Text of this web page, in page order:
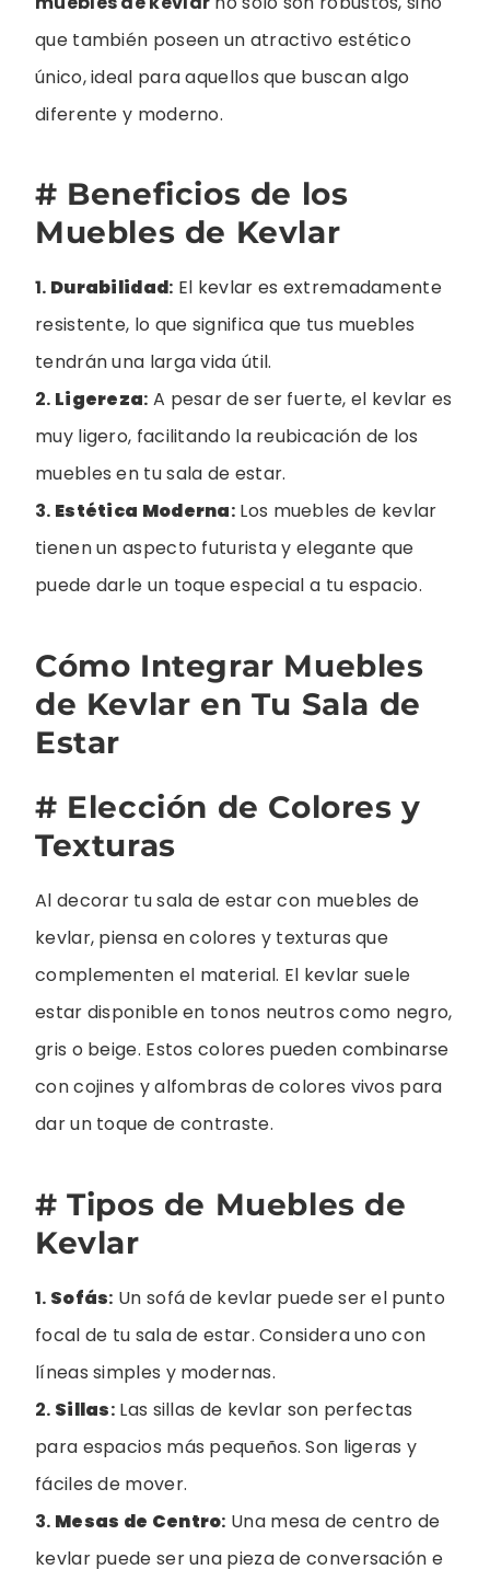
que también poseen un atractivo estético
único, ideal para aquellos que buscan algo
diferente y moderno.
# Beneficios de los
Muebles de Kevlar
1. Durabilidad: El kevlar es extremadamente
resistente, lo que significa que tus muebles
tendrán una larga vida útil.
2. Ligereza: A pesar de ser fuerte, el kevlar es
muy ligero, facilitando la reubicación de los
muebles en tu sala de estar.
3. Estética Moderna: Los muebles de kevlar
tienen un aspecto futurista y elegante que
puede darle un toque especial a tu espacio.
Cómo Integrar Muebles
de Kevlar en Tu Sala de
Estar
# Elección de Colores y
Texturas
Al decorar tu sala de estar con muebles de
kevlar, piensa en colores y texturas que
complementen el material. El kevlar suele
estar disponible en tonos neutros como negro,
gris o beige. Estos colores pueden combinarse
con cojines y alfombras de colores vivos para
dar un toque de contraste.
# Tipos de Muebles de
Kevlar
1. Sofás: Un sofá de kevlar puede ser el punto
focal de tu sala de estar. Considera uno con
líneas simples y modernas.
2. Sillas: Las sillas de kevlar son perfectas
para espacios más pequeños. Son ligeras y
fáciles de mover.
3. Mesas de Centro: Una mesa de centro de
kevlar puede ser una pieza de conversación e